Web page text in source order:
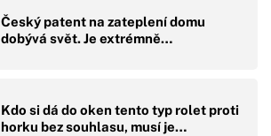
Český patent na zateplení domu
dobývá svět. Je extrémně…
Kdo si dá do oken tento typ rolet proti
horku bez souhlasu, musí je…